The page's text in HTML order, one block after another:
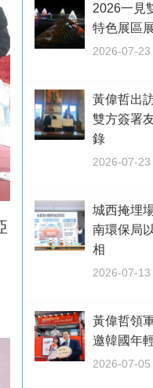
2026一見
特色展區
2026-07-23
黃偉哲出
雙方簽署
錄
2026-07-23
城西掩埋
南環保局
相
2026-07-13
黃偉哲領
邀韓國年
2026-07-05